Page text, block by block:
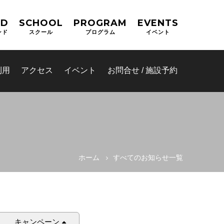
ド
SCHOOL
スクール
PROGRAM
プログラム
EVENTS
イベント
アクセス イベント お問合せ / 施設予約
ム(OPAS)
ホーム すべてのお知らせ一覧
キャンペーン